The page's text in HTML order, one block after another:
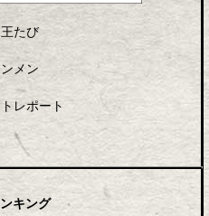
キング